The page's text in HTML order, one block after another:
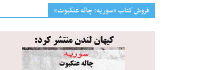
فروش کتاب «سوریه: چاله عنکبوت»